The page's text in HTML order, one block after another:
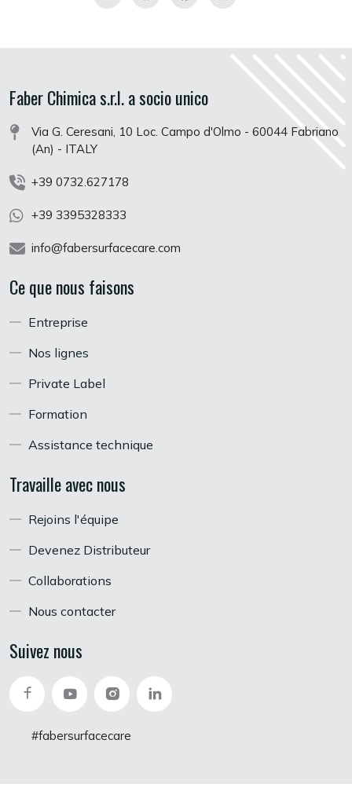
Faber Chimica s.r.l. a socio unico
Via G. Ceresani, 10 Loc. Campo d'Olmo - 60044 Fabriano
(An) - ITALY
+39 0732.627178
+39 3395328333
info@fabersurfacecare.com
Ce que nous faisons
Entreprise
Nos lignes
Private Label
Formation
Assistance technique
Travaille avec nous
Rejoins l'équipe
Devenez Distributeur
Collaborations
Nous contacter
Suivez nous
#fabersurfacecare